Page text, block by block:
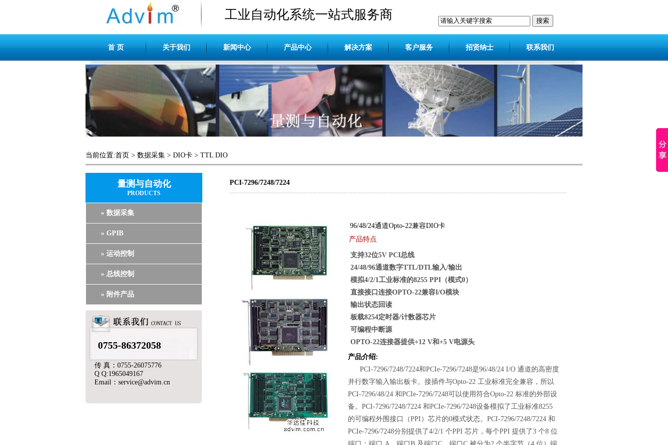
工业自动化系统一站式服务商
首 页 关于我们 新闻中心 产品中心 解决方案 客户服务 招贤纳士 联系我们
当前位置:首页 > 数据采集 > DIO卡 > TTL DIO
量测与自动化
PRODUCTS
» 数据采集
» GPIB
» 运动控制
» 总线控制
» 附件产品
0755-86372058
传 真：0755-26075776
Q Q:1965049167
Email：service@advim.cn
PCI-7296/7248/7224
96/48/24通道Opto-22兼容DIO卡
产品特点
支持32位5V PCI总线
24/48/96通道数字TTL/DTL输入/输出
模拟4/2/1工业标准的8255 PPI（模式0）
直接接口连接OPTO-22兼容I/O模块
输出状态回读
板载8254定时器/计数器芯片
可编程中断源
OPTO-22连接器提供+12 V和+5 V电源头
产品介绍:
PCI-7296/7248/7224和PCIe-7296/7248是96/48/24 I/O 通道的高密度
并行数字输入输出板卡。接插件与Opto-22 工业标准完全兼容，所以
PCI-7296/48/24 和PCIe-7296/7248可以使用符合Opto-22 标准的外部设
备。PCI-7296/7248/7224 和PCIe-7296/7248设备模拟了工业标准8255
的可编程外围接口（PPI）芯片的0模式状态。PCI-7296/7248/7224 和
PCIe-7296/7248分别提供了4/2/1 个PPI 芯片，每个PPI 提供了3 个8 位